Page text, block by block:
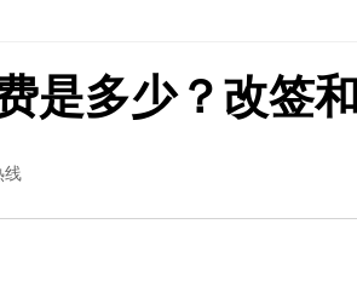
是多少？改签
线